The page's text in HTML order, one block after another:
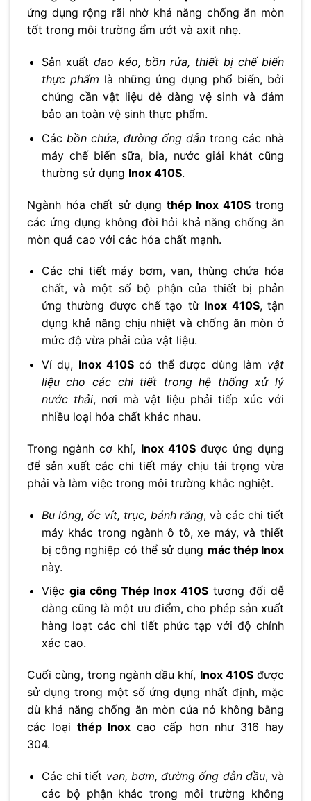
ứng dụng rộng rãi nhờ khả năng chống ăn mòn
tốt trong môi trường ẩm ướt và axit nhẹ.
Sản xuất dao kéo, bồn rửa, thiết bị chế biến
thực phẩm là những ứng dụng phổ biến, bởi
chúng cần vật liệu dễ dàng vệ sinh và đảm
bảo an toàn vệ sinh thực phẩm.
Các bồn chứa, đường ống dẫntrong các nhà
máy chế biến sữa, bia, nước giải khát cũng
thường sử dụng Inox 410S.
Ngành hóa chất sử dụng thép Inox 410S trong
các ứng dụng không đòi hỏi khả năng chống ăn
mòn quá cao với các hóa chất mạnh.
Các chi tiết máy bơm, van, thùng chứa hóa
chất, và một số bộ phận của thiết bị phản
ứng thường được chế tạo từ Inox 410S, tận
dụng khả năng chịu nhiệt và chống ăn mòn ở
mức độ vừa phải của vật liệu.
Ví dụ, Inox 410Scó thể được dùng làm vật
liệu cho các chi tiết trong hệ thống xử lý
nước thải, nơi mà vật liệu phải tiếp xúc với
nhiều loại hóa chất khác nhau.
Trong ngành cơ khí, Inox 410Sđược ứng dụng
để sản xuất các chi tiết máy chịu tải trọng vừa
phải và làm việc trong môi trường khắc nghiệt.
Bu lông, ốc vít, trục, bánh răng, và các chi tiết
máy khác trong ngành ô tô, xe máy, và thiết
bị công nghiệp có thể sử dụng mác thép Inox
này.
Việc gia công Thép Inox 410Stương đối dễ
dàng cũng là một ưu điểm, cho phép sản xuất
hàng loạt các chi tiết phức tạp với độ chính
xác cao.
Cuối cùng, trong ngành dầu khí, Inox 410Sđược
sử dụng trong một số ứng dụng nhất định, mặc
dù khả năng chống ăn mòn của nó không bằng
các loạithép Inox cao cấp hơn như 316 hay
304.
Các chi tiết van, bơm, đường ống dẫn dầu, và
các bộ phận khác trong môi trường không